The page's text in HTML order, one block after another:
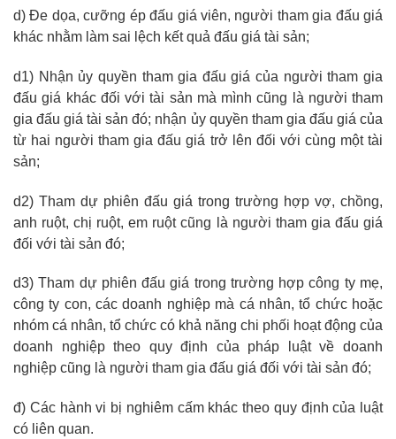
d) Đe dọa, cưỡng ép đấu giá viên, người tham gia đấu giá
khác nhằm làm sai lệch kết quả đấu giá tài sản;
d1) Nhận ủy quyền tham gia đấu giá của người tham gia
đấu giá khác đối với tài sản mà mình cũng là người tham
gia đấu giá tài sản đó; nhận ủy quyền tham gia đấu giá của
từ hai người tham gia đấu giá trở lên đối với cùng một tài
sản;
d2) Tham dự phiên đấu giá trong trường hợp vợ, chồng,
anh ruột, chị ruột, em ruột cũng là người tham gia đấu giá
đối với tài sản đó;
d3) Tham dự phiên đấu giá trong trường hợp công ty mẹ,
công ty con, các doanh nghiệp mà cá nhân, tổ chức hoặc
nhóm cá nhân, tổ chức có khả năng chi phối hoạt động của
doanh nghiệp theo quy định của pháp luật về doanh
nghiệp cũng là người tham gia đấu giá đối với tài sản đó;
đ) Các hành vi bị nghiêm cấm khác theo quy định của luật
có liên quan.